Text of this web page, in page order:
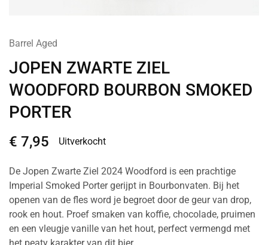
Barrel Aged
JOPEN ZWARTE ZIEL
WOODFORD BOURBON SMOKED
PORTER
€ 7,95 Uitverkocht
De Jopen Zwarte Ziel 2024 Woodford is een prachtige
Imperial Smoked Porter gerijpt in Bourbonvaten. Bij het
openen van de fles word je begroet door de geur van drop,
rook en hout. Proef smaken van koffie, chocolade, pruimen
en een vleugje vanille van het hout, perfect vermengd met